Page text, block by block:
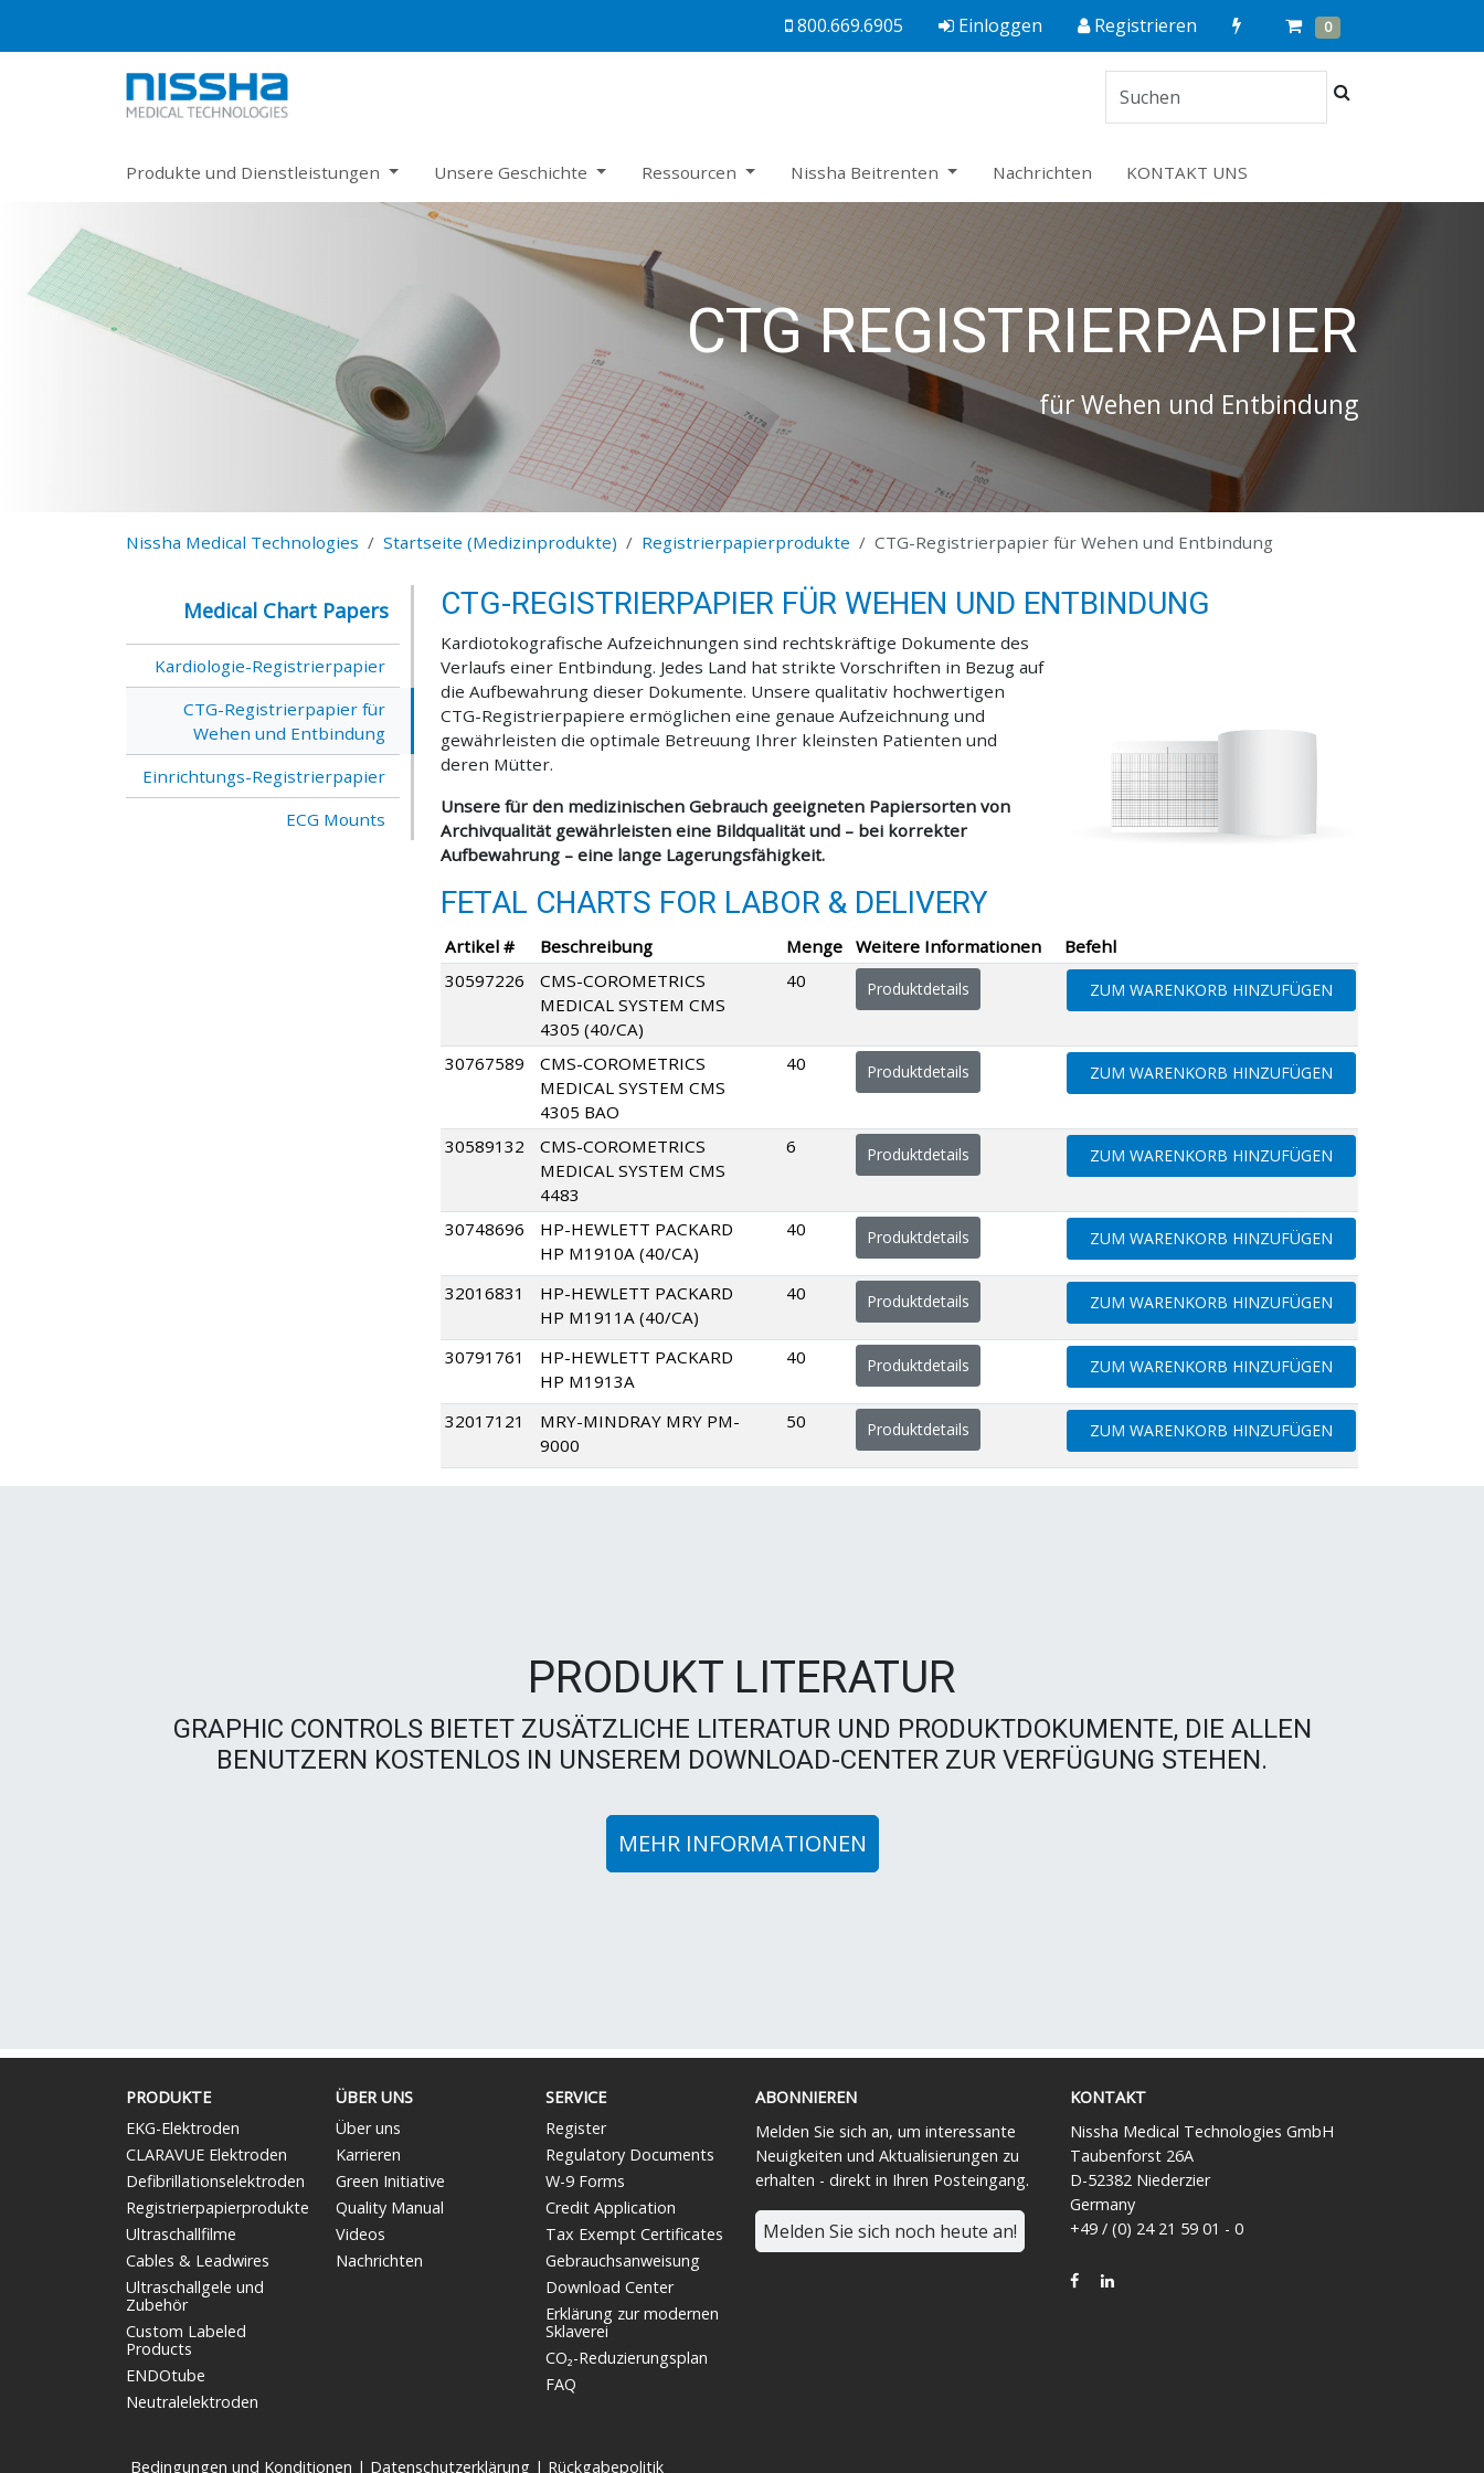
800.669.6905 Einloggen Registrieren
Quick
Order
Cart
0 Items
Produkte und Dienstleistungen Unsere Geschichte Ressourcen Nissha Beitrenten Nachrichten KONTAKT UNS
CTG REGISTRIERPAPIER
für Wehen und Entbindung
Nissha Medical Technologies Startseite (Medizinprodukte) Registrierpapierprodukte CTG-Registrierpapier für Wehen und Entbindung
Medical Chart Papers
Kardiologie-Registrierpapier
CTG-Registrierpapier für
Wehen und Entbindung
Einrichtungs-Registrierpapier
ECG Mounts
CTG-REGISTRIERPAPIER FÜR WEHEN UND ENTBINDUNG
Kardiotokografische Aufzeichnungen sind rechtskräftige Dokumente des
Verlaufs einer Entbindung. Jedes Land hat strikte Vorschriften in Bezug auf
die Aufbewahrung dieser Dokumente. Unsere qualitativ hochwertigen
CTG-Registrierpapiere ermöglichen eine genaue Aufzeichnung und
gewährleisten die optimale Betreuung Ihrer kleinsten Patienten und
deren Mütter.
Unsere für den medizinischen Gebrauch geeigneten Papiersorten von
Archivqualität gewährleisten eine Bildqualität und – bei korrekter
Aufbewahrung – eine lange Lagerungsfähigkeit.
FETAL CHARTS FOR LABOR & DELIVERY
Artikel # Beschreibung Menge Weitere Informationen
Befehl
30597226
CMS-COROMETRICS
MEDICAL SYSTEM CMS
4305 (40/CA)
40 Produktdetails ZUM WARENKORB HINZUFÜGEN
30767589
CMS-COROMETRICS
MEDICAL SYSTEM CMS
4305 BAO
40 Produktdetails ZUM WARENKORB HINZUFÜGEN
30589132
CMS-COROMETRICS
MEDICAL SYSTEM CMS
4483
6 Produktdetails ZUM WARENKORB HINZUFÜGEN
30748696
HP-HEWLETT PACKARD
HP M1910A (40/CA)
40 Produktdetails ZUM WARENKORB HINZUFÜGEN
32016831
HP-HEWLETT PACKARD
HP M1911A (40/CA)
40 Produktdetails ZUM WARENKORB HINZUFÜGEN
30791761
HP-HEWLETT PACKARD
HP M1913A
40 Produktdetails ZUM WARENKORB HINZUFÜGEN
32017121
MRY-MINDRAY MRY PM-
9000
50 Produktdetails ZUM WARENKORB HINZUFÜGEN
PRODUKT LITERATUR
GRAPHIC CONTROLS BIETET ZUSÄTZLICHE LITERATUR UND PRODUKTDOKUMENTE, DIE ALLEN
BENUTZERN KOSTENLOS IN UNSEREM DOWNLOAD-CENTER ZUR VERFÜGUNG STEHEN.
MEHR INFORMATIONEN
PRODUKTE
EKG-Elektroden
CLARAVUE Elektroden
Defibrillationselektroden
Registrierpapierprodukte
Ultraschallfilme
Cables & Leadwires
Ultraschallgele und
Zubehör
Custom Labeled
Products
ENDOtube
Neutralelektroden
ÜBER UNS
Über uns
Karrieren
Green Initiative
Quality Manual
Videos
Nachrichten
SERVICE
Register
Regulatory Documents
W-9 Forms
Credit Application
Tax Exempt Certificates
Gebrauchsanweisung
Download Center
Erklärung zur modernen
Sklaverei
CO₂-Reduzierungsplan
FAQ
ABONNIEREN
Melden Sie sich an, um interessante
Neuigkeiten und Aktualisierungen zu
erhalten - direkt in Ihren Posteingang.
Melden Sie sich noch heute an!
KONTAKT
Nissha Medical Technologies GmbH
Taubenforst 26A
D-52382 Niederzier
Germany
+49 / (0) 24 21 59 01 - 0
FACEBOOK
LINKEDIN
Bedingungen und Konditionen | Datenschutzerklärung | Rückgabepolitik